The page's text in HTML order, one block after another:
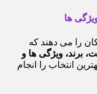
را می دهند که
برند، ویژگی ها و
انتخاب را انجام